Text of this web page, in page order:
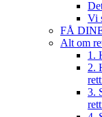
Vi
FÅ
Alt om
1.
2.
3.